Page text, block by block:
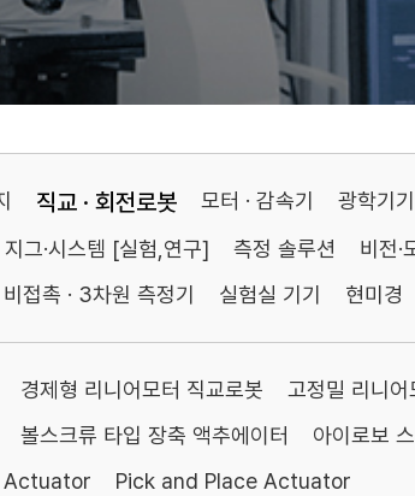
직교 · 회전로봇 모터 · 감속기 광학기기
지그·시스템 [실험,연구] 측정 솔루션
비전·
비접촉 · 3차원 측정기 실험실 기기 현미경
경제형 리니어모터 직교로봇
고정밀 리니
볼스크류 타입 장축 액추에이터 아이로보
Actuator Pick and Place Actuator